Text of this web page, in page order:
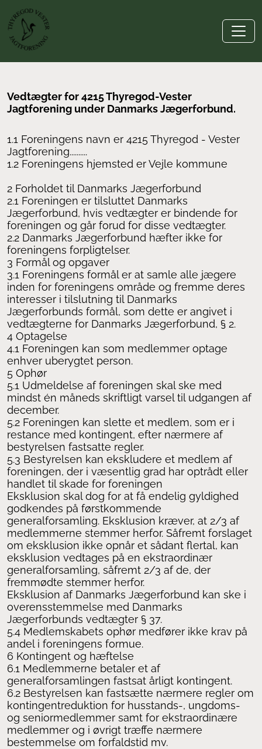
Vedtægter for 4215 Thyregod-Vester
Jagtforening under Danmarks Jægerforbund.
1.1 Foreningens navn er 4215 Thyregod - Vester
Jagtforening..........
1.2 Foreningens hjemsted er Vejle kommune
2 Forholdet til Danmarks Jægerforbund
2.1 Foreningen er tilsluttet Danmarks
Jægerforbund, hvis vedtægter er bindende for
foreningen og går forud for disse vedtægter.
2.2 Danmarks Jægerforbund hæfter ikke for
foreningens forpligtelser.
3 Formål og opgaver
3.1 Foreningens formål er at samle alle jægere
inden for foreningens område og fremme deres
interesser i tilslutning til Danmarks
Jægerforbunds formål, som dette er angivet i
vedtægterne for Danmarks Jægerforbund, § 2.
4 Optagelse
4.1 Foreningen kan som medlemmer optage
enhver uberygtet person.
5 Ophør
5.1 Udmeldelse af foreningen skal ske med
mindst én måneds skriftligt varsel til udgangen af
december.
5.2 Foreningen kan slette et medlem, som er i
restance med kontingent, efter nærmere af
bestyrelsen fastsatte regler.
5.3 Bestyrelsen kan ekskludere et medlem af
foreningen, der i væsentlig grad har optrådt eller
handlet til skade for foreningen
Eksklusion skal dog for at få endelig gyldighed
godkendes på førstkommende
generalforsamling. Eksklusion kræver, at 2/3 af
medlemmerne stemmer herfor. Såfremt forslaget
om eksklusion ikke opnår et sådant flertal, kan
eksklusion vedtages på en ekstraordinær
generalforsamling, såfremt 2/3 af de, der
fremmødte stemmer herfor.
Eksklusion af Danmarks Jægerforbund kan ske i
overensstemmelse med Danmarks
Jægerforbunds vedtægter § 37.
5.4 Medlemskabets ophør medfører ikke krav på
andel i foreningens formue.
6 Kontingent og hæftelse
6.1 Medlemmerne betaler et af
generalforsamlingen fastsat årligt kontingent.
6.2 Bestyrelsen kan fastsætte nærmere regler om
kontingentreduktion for husstands-, ungdoms-
og seniormedlemmer samt for ekstraordinære
medlemmer og i øvrigt træffe nærmere
bestemmelse om forfaldstid mv.